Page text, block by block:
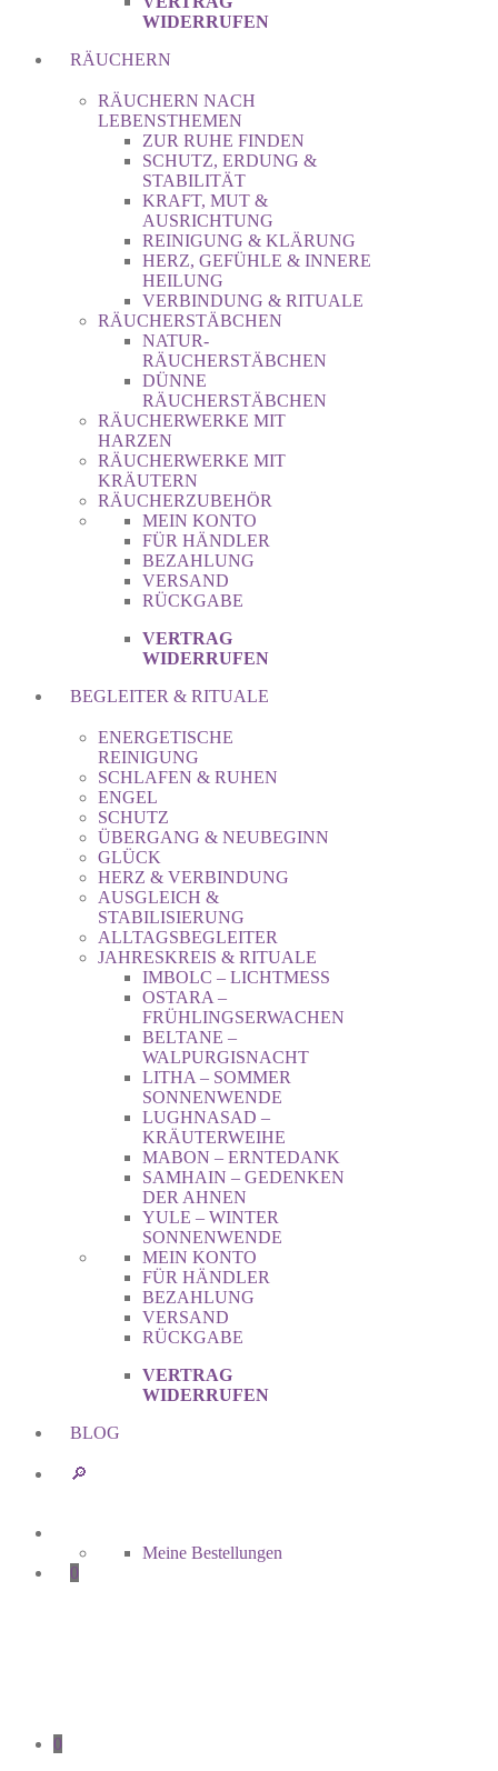
WIDERRUFEN
RÄUCHERN
RÄUCHERN NACH
LEBENSTHEMEN
ZUR RUHE FINDEN
SCHUTZ, ERDUNG &
STABILITÄT
KRAFT, MUT &
AUSRICHTUNG
REINIGUNG & KLÄRUNG
HERZ, GEFÜHLE & INNERE
HEILUNG
VERBINDUNG & RITUALE
RÄUCHERSTÄBCHEN
NATUR-
RÄUCHERSTÄBCHEN
DÜNNE
RÄUCHERSTÄBCHEN
RÄUCHERWERKE MIT
HARZEN
RÄUCHERWERKE MIT
KRÄUTERN
RÄUCHERZUBEHÖR
MEIN KONTO
FÜR HÄNDLER
BEZAHLUNG
VERSAND
RÜCKGABE
VERTRAG
WIDERRUFEN
BEGLEITER & RITUALE
ENERGETISCHE
REINIGUNG
SCHLAFEN & RUHEN
ENGEL
SCHUTZ
ÜBERGANG & NEUBEGINN
GLÜCK
HERZ & VERBINDUNG
AUSGLEICH &
STABILISIERUNG
ALLTAGSBEGLEITER
JAHRESKREIS & RITUALE
IMBOLC – LICHTMESS
OSTARA –
FRÜHLINGSERWACHEN
BELTANE –
WALPURGISNACHT
LITHA – SOMMER
SONNENWENDE
LUGHNASAD –
KRÄUTERWEIHE
MABON – ERNTEDANK
SAMHAIN – GEDENKEN
DER AHNEN
YULE – WINTER
SONNENWENDE
MEIN KONTO
FÜR HÄNDLER
BEZAHLUNG
VERSAND
RÜCKGABE
VERTRAG
WIDERRUFEN
BLOG
🔎︎
Meine Bestellungen
0
0